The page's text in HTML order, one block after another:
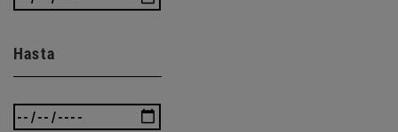
Hasta